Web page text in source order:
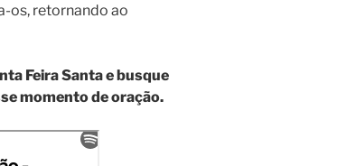
os, retornando ao
Feira Santa e busque
momento de oração.